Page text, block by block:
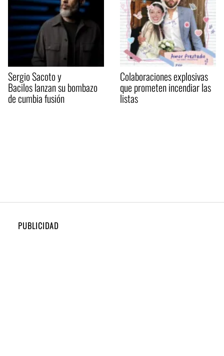
Sergio Sacoto y
Bacilos lanzan su bombazo
de cumbia fusión
Colaboraciones explosivas
que prometen incendiar las
listas
PUBLICIDAD